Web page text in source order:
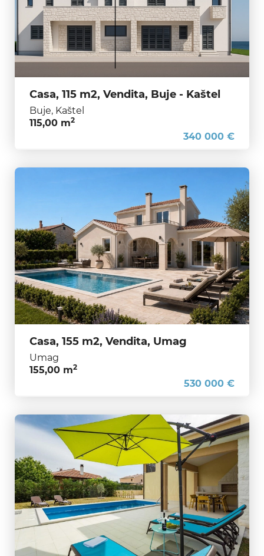
Casa, 115 m2, Vendita, Buje - Kaštel
Buje, Kaštel
115,00 m2
340 000 €
Casa, 155 m2, Vendita, Umag
Umag
155,00 m2
530 000 €